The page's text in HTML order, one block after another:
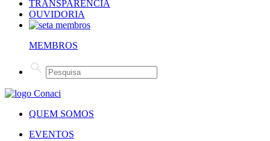
TRANSPARÊNCIA
OUVIDORIA
MEMBROS
QUEM SOMOS
EVENTOS